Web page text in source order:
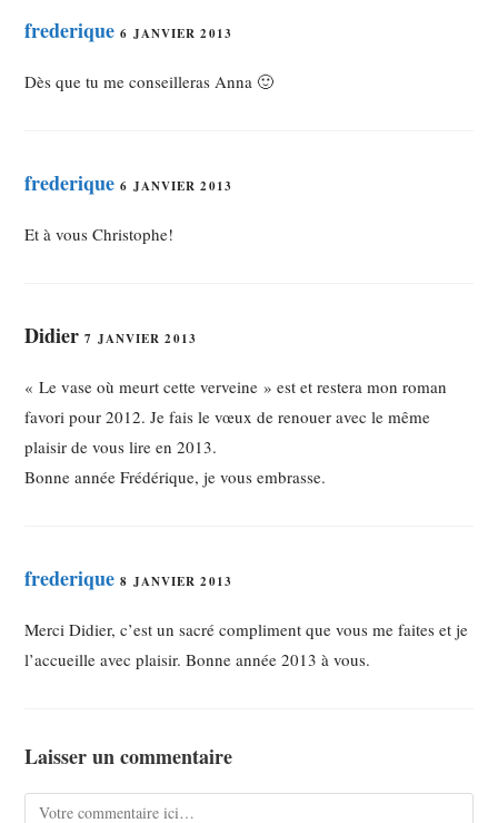
frederique 6 JANVIER 2013
Dès que tu me conseilleras Anna 🙂
frederique 6 JANVIER 2013
Et à vous Christophe!
Didier7 JANVIER 2013
« Le vase où meurt cette verveine » est et restera mon roman
favori pour 2012. Je fais le vœux de renouer avec le même
plaisir de vous lire en 2013.
Bonne année Frédérique, je vous embrasse.
frederique 8 JANVIER 2013
Merci Didier, c’est un sacré compliment que vous me faites et je
l’accueille avec plaisir. Bonne année 2013 à vous.
Laisser un commentaire